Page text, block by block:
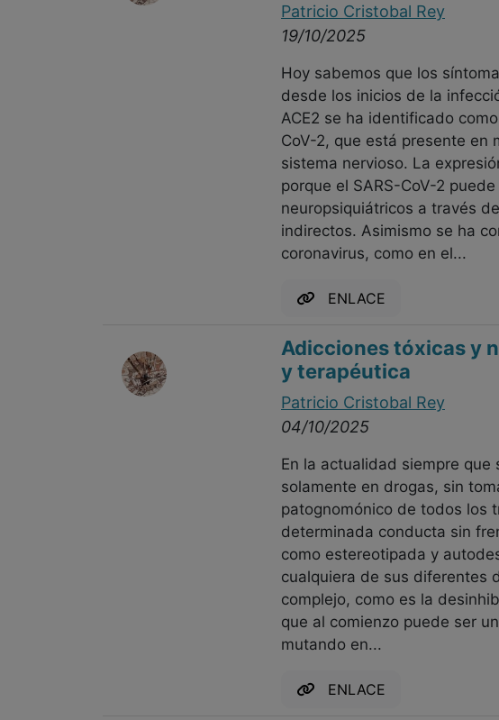
Patricio Cristobal Rey
19/10/2025
Hoy sabemos que los
desde los inicios de la
ACE2 se ha identificado
CoV-2, que está presente en
sistema nervioso. La
porque el SARS-CoV-2
neuropsiquiátricos a través
indirectos. Asimismo se ha
coronavirus, como en el...
ENLACE
Adicciones tóxicas y
y terapéutica
Patricio Cristobal Rey
04/10/2025
En la actualidad siempre
solamente en drogas, sin
patognomónico de todos los
determinada conducta sin
como estereotipada y
cualquiera de sus diferentes
complejo, como es la
que al comienzo puede ser
mutando en...
ENLACE